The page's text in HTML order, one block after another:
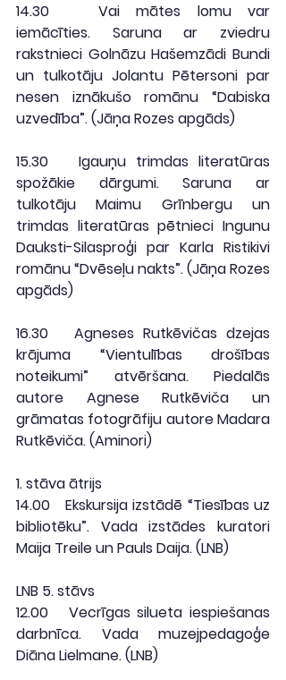
14.30 Vai mātes lomu var
iemācīties. Saruna ar zviedru
rakstnieci Golnāzu Hašemzādi Bundi
un tulkotāju Jolantu Pētersoni par
nesen iznākušo romānu “Dabiska
uzvedība”. (Jāņa Rozes apgāds)
15.30 Igauņu trimdas literatūras
spožākie dārgumi. Saruna ar
tulkotāju Maimu Grīnbergu un
trimdas literatūras pētnieci Ingunu
Dauksti-Silasproģi par Karla Ristikivi
romānu “Dvēseļu nakts”. (Jāņa Rozes
apgāds)
16.30 Agneses Rutkēvičas dzejas
krājuma “Vientulības drošības
noteikumi” atvēršana. Piedalās
autore Agnese Rutkēviča un
grāmatas fotogrāfiju autore Madara
Rutkēviča. (Aminori)
1. stāva ātrijs
14.00 Ekskursija izstādē “Tiesības uz
bibliotēku”. Vada izstādes kuratori
Maija Treile un Pauls Daija. (LNB)
LNB 5. stāvs
12.00 Vecrīgas silueta iespiešanas
darbnīca. Vada muzejpedagoģe
Diāna Lielmane. (LNB)